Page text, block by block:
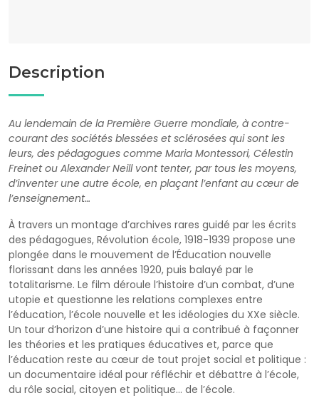
Description
Au lendemain de la Première Guerre mondiale, à contre-
courant des sociétés blessées et sclérosées qui sont les
leurs, des pédagogues comme Maria Montessori, Célestin
Freinet ou Alexander Neill vont tenter, par tous les moyens,
d’inventer une autre école, en plaçant l’enfant au cœur de
l’enseignement…
À travers un montage d’archives rares guidé par les écrits
des pédagogues, Révolution école, 1918-1939 propose une
plongée dans le mouvement de l’Éducation nouvelle
florissant dans les années 1920, puis balayé par le
totalitarisme. Le film déroule l’histoire d’un combat, d’une
utopie et questionne les relations complexes entre
l’éducation, l’école nouvelle et les idéologies du XXe siècle.
Un tour d’horizon d’une histoire qui a contribué à façonner
les théories et les pratiques éducatives et, parce que
l’éducation reste au cœur de tout projet social et politique :
un documentaire idéal pour réfléchir et débattre à l’école,
du rôle social, citoyen et politique… de l’école.